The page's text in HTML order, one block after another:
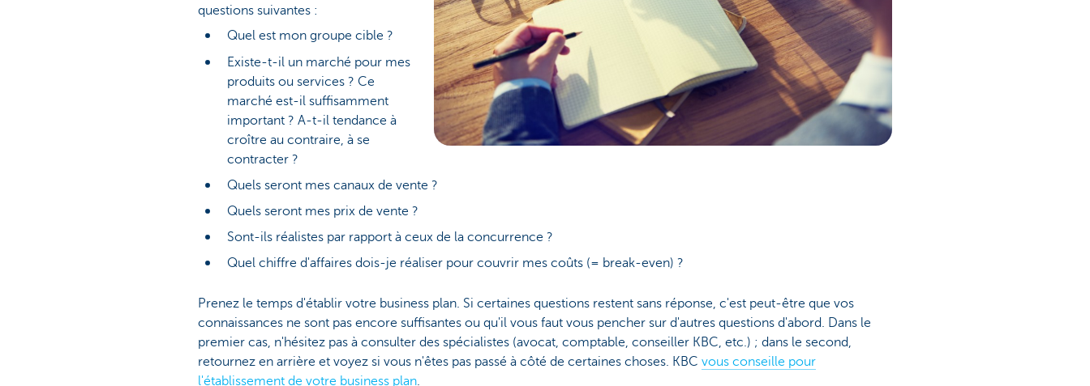
questions suivantes :
Quel est mon groupe cible ?
Existe-t-il un marché pour mes
produits ou services ? Ce
marché est-il suffisamment
important ? A-t-il tendance à
croître au contraire, à se
contracter ?
Quels seront mes canaux de vente ?
Quels seront mes prix de vente ?
Sont-ils réalistes par rapport à ceux de la concurrence ?
Quel chiffre d'affaires dois-je réaliser pour couvrir mes coûts (= break-even) ?
Prenez le temps d'établir votre business plan. Si certaines questions restent sans réponse, c'est peut-être que vos
connaissances ne sont pas encore suffisantes ou qu'il vous faut vous pencher sur d'autres questions d'abord. Dans le
premier cas, n'hésitez pas à consulter des spécialistes (avocat, comptable, conseiller KBC, etc.) ; dans le second,
retournez en arrière et voyez si vous n'êtes pas passé à côté de certaines choses. KBC vous conseille pour
l'établissement de votre business plan.